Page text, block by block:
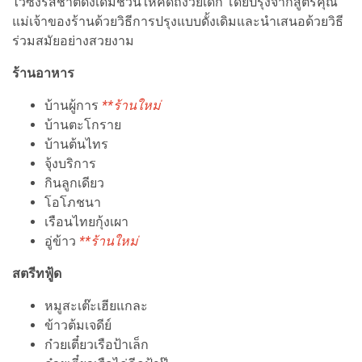
แม่เจ้าของร้านด้วยวิธีการปรุงแบบดั้งเดิมและนำเสนอด้วยวิธี
ร่วมสมัยอย่างสวยงาม
ร้านอาหาร
บ้านผู้การ **ร้านใหม่
บ้านตะโกราย
บ้านต้นไทร
จุ้งบริการ
กินลูกเดียว
โอโภชนา
เรือนไทยกุ้งเผา
อู่ข้าว **ร้านใหม่
สตรีทฟู้ด
หมูสะเต๊ะเฮียแกละ
ข้าวต้มเจดีย์
ก๋วยเตี๋ยวเรือป้าเล็ก